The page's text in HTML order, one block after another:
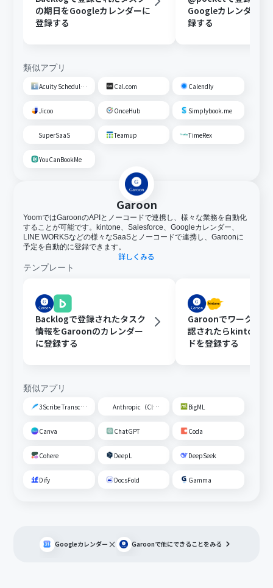
の期日をGoogleカレンダーに
登録する
Googleカレンダーに
録する
類似アプリ
Acuity Scheduling Cal.com Calendly
Jicoo OnceHub Simplybook.me
SuperSaaS Teamup TimeRex
YouCanBookMe
Garoon
YoomではGaroonのAPIとノーコードで連携し、様々な業務を自動化
することが可能です。kintone、Salesforce、Googleカレンダー、
LINE WORKSなどの様々なSaaSとノーコードで連携し、Garoonに
予定を自動的に登録できます。
詳しくみる
テンプレート
Backlogで登録されたタスク
情報をGaroonのカレンダー
に登録する
Garoonでワークフロ
認されたらkintone
ドを登録する
類似アプリ
3Scribe Transcription Anthropic（Claude） BigML
Canva ChatGPT Coda
Cohere DeepL DeepSeek
Dify DocsFold Gamma
Googleカレンダー × Garoonで他にできることをみる